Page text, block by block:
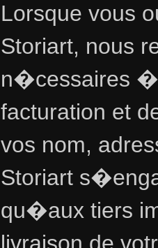
Lorsque vous
Storiart, nous
n�cessaires �
facturation et
vos nom,
Storiart
qu�aux tiers